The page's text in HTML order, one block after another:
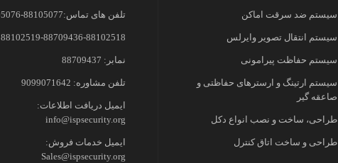
تلفن های تماس:88105077-88105076
88102519-88709436-88102518
نمابر: 88709437
تلفن مشاوره: 9099071642
ایمیل دریافت اطلاعات:
info@ispsecurity.org
ایمیل خدمات فروش:
Sales@ispsecurity.org
سیستم ضد سرقت اماکن
سیستم انتقال تصویر وایرلس
سیستم حفاظت پیرامونی
سیستم ارتینگ و ارسترهای حفاظتی و
صاعقه گیر
طراحی، ساخت و نصب انواع دکل
طراحی و ساخت اتاق کنترل